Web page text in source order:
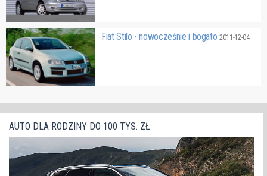
Fiat Stilo - nowocześnie i bogato2011-12-04
AUTO DLA RODZINY DO 100 TYS. ZŁ